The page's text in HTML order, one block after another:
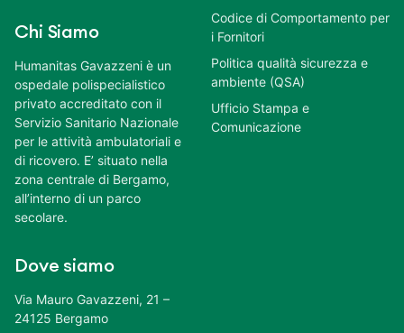
Chi Siamo
Humanitas Gavazzeni è un
ospedale polispecialistico
privato accreditato con il
Servizio Sanitario Nazionale
per le attività ambulatoriali e
di ricovero. E’ situato nella
zona centrale di Bergamo,
all’interno di un parco
secolare.
Dove siamo
Via Mauro Gavazzeni, 21 –
24125 Bergamo
Codice di Comportamento per
i Fornitori
Politica qualità sicurezza e
ambiente (QSA)
Ufficio Stampa e
Comunicazione